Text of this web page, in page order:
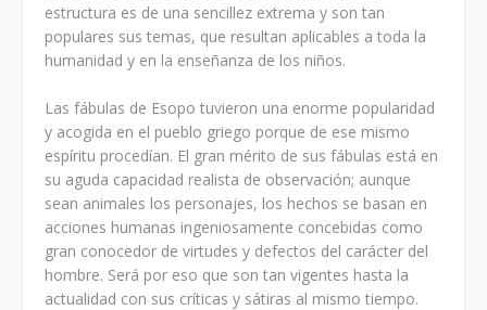
estructura es de una sencillez extrema y son tan
populares sus temas, que resultan aplicables a toda la
humanidad y en la enseñanza de los niños.
Las fábulas de Esopo tuvieron una enorme popularidad
y acogida en el pueblo griego porque de ese mismo
espíritu procedían. El gran mérito de sus fábulas está en
su aguda capacidad realista de observación; aunque
sean animales los personajes, los hechos se basan en
acciones humanas ingeniosamente concebidas como
gran conocedor de virtudes y defectos del carácter del
hombre. Será por eso que son tan vigentes hasta la
actualidad con sus críticas y sátiras al mismo tiempo.